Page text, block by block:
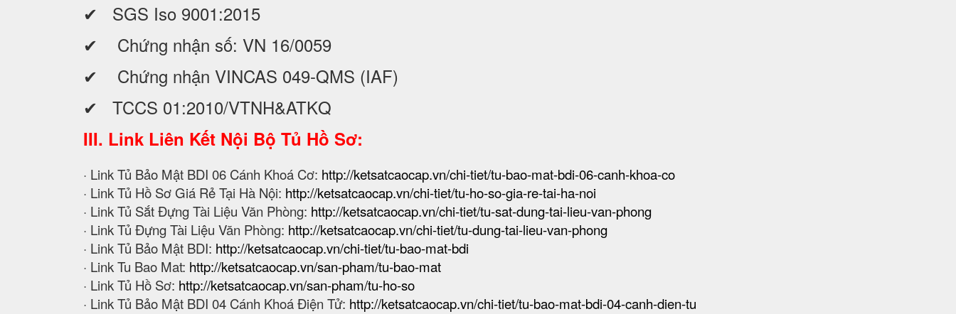
✔ SGS Iso 9001:2015
✔ Chứng nhận số: VN 16/0059
✔ Chứng nhận VINCAS 049-QMS (IAF)
✔ TCCS 01:2010/VTNH&ATKQ
III. Link Liên Kết Nội Bộ Tủ Hồ Sơ:
· Link Tủ Bảo Mật BDI 06 Cánh Khoá Cơ: http://ketsatcaocap.vn/chi-tiet/tu-bao-mat-bdi-06-canh-khoa-co
· Link Tủ Hồ Sơ Giá Rẻ Tại Hà Nội: http://ketsatcaocap.vn/chi-tiet/tu-ho-so-gia-re-tai-ha-noi
· Link Tủ Sắt Đựng Tài Liệu Văn Phòng: http://ketsatcaocap.vn/chi-tiet/tu-sat-dung-tai-lieu-van-phong
· Link Tủ Đựng Tài Liệu Văn Phòng: http://ketsatcaocap.vn/chi-tiet/tu-dung-tai-lieu-van-phong
· Link Tủ Bảo Mật BDI: http://ketsatcaocap.vn/chi-tiet/tu-bao-mat-bdi
· Link Tu Bao Mat: http://ketsatcaocap.vn/san-pham/tu-bao-mat
· Link Tủ Hồ Sơ: http://ketsatcaocap.vn/san-pham/tu-ho-so
· Link Tủ Bảo Mật BDI 04 Cánh Khoá Điện Tử: http://ketsatcaocap.vn/chi-tiet/tu-bao-mat-bdi-04-canh-dien-tu